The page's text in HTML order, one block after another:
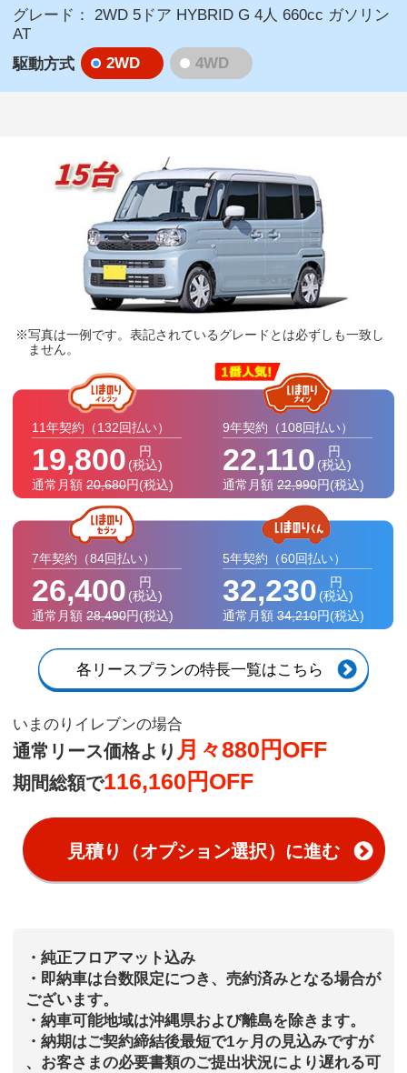
グレード： 2WD 5ドア HYBRID G 4人 660cc ガソリン
AT
駆動方式
2WD 4WD
写真は一例です。表記されているグレードとは必ずしも一致し
ません。
11年契約 （132回払い）
19,800
円
(税込)
通常月額 20,680円(税込)
9年契約 （108回払い）
22,110
円
(税込)
通常月額 22,990円(税込)
7年契約 （84回払い）
26,400
円
(税込)
通常月額 28,490円(税込)
5年契約 （60回払い）
32,230
円
(税込)
通常月額 34,210円(税込)
各リースプランの特長一覧はこちら
いまのりイレブンの場合
通常リース価格より 月々880円OFF
期間総額で116,160円OFF
見積り（オプション選択）に進む
・純正フロアマット込み
・即納車は台数限定につき、売約済みとなる場合が
ございます。
・納車可能地域は沖縄県および離島を除きます。
・納期はご契約締結後最短で1ヶ月の見込みですが
、お客さまの必要書類のご提出状況により遅れる可